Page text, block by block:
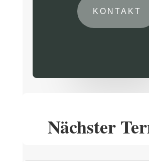
KONTAKT
Nächster